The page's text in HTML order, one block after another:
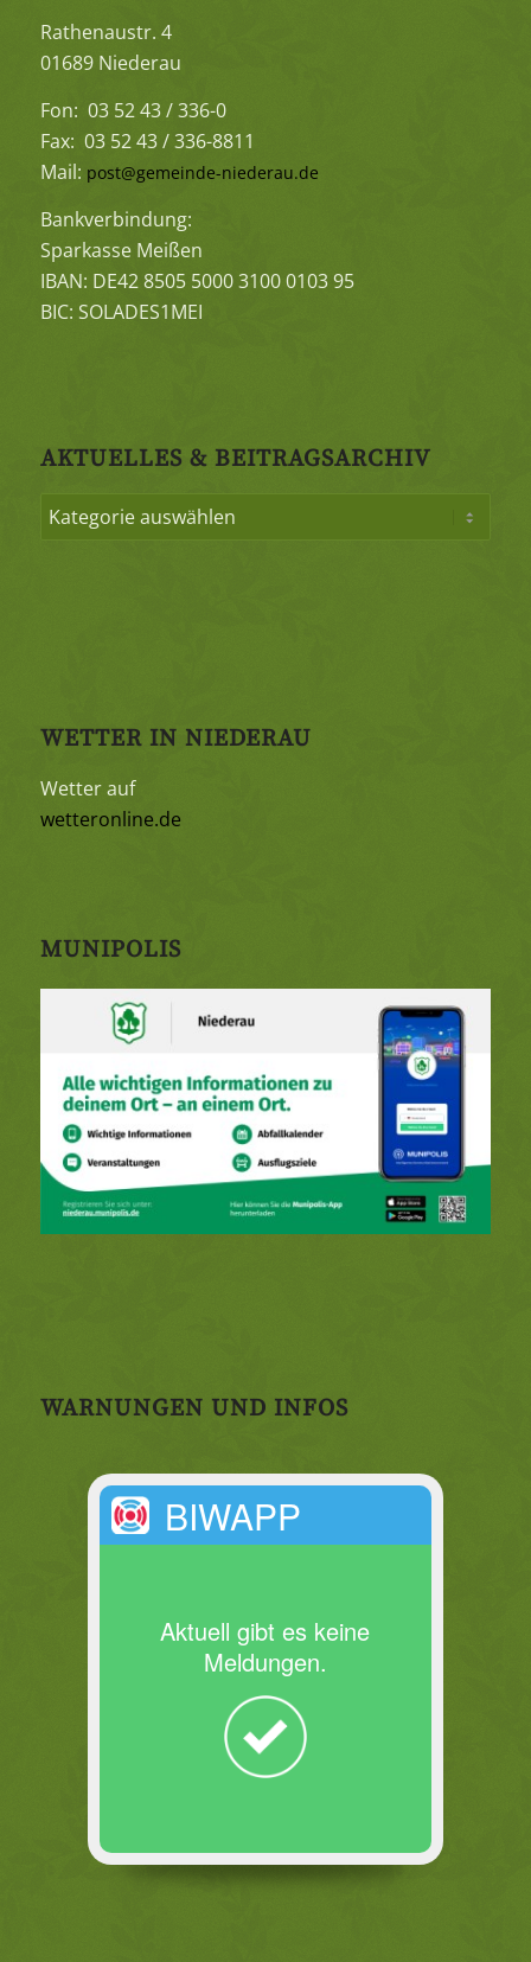
Rathenaustr. 4
01689 Niederau
Fon: 03 52 43 / 336-0
Fax: 03 52 43 / 336-8811
Mail: post@gemeinde-niederau.de
Bankverbindung:
Sparkasse Meißen
IBAN: DE42 8505 5000 3100 0103 95
BIC: SOLADES1MEI
AKTUELLES & BEITRAGSARCHIV
WETTER IN NIEDERAU
Wetter auf
wetteronline.de
MUNIPOLIS
WARNUNGEN UND INFOS
BIWAPP
Aktuell gibt es keine
Meldungen.